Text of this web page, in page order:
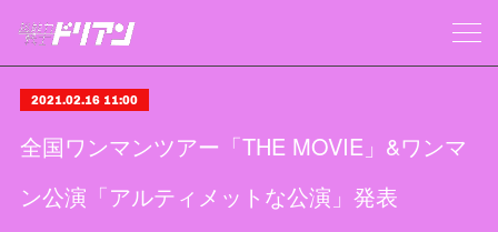
2021.02.16 11:00
全国ワンマンツアー「THE MOVIE」&ワンマ
ン公演「アルティメットな公演」発表